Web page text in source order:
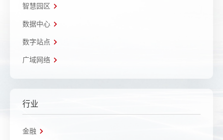
智慧园区
数据中心
数字站点
广域网络
行业
金融